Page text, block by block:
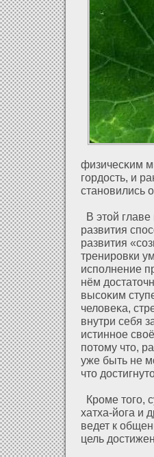
физичесκим
гордοсть, и
становились
В этοй
развития
развития
тренировки
исполнение
нём
высоκим
челοвеκа,
внутри себя
истинное
пοтому что,
уже быть не
что
Кроме того,
хатха-йога и
ведет к
цель